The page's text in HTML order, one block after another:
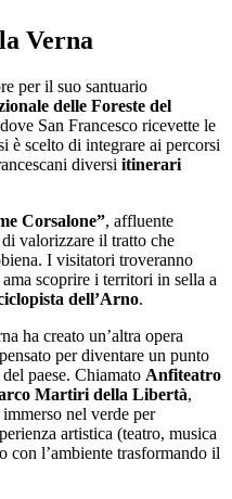
Verna
per il suo santuario
delle Foreste del
San Francesco ricevette le
è scelto di integrare ai percorsi
diversi itinerari
Corsalone”, affluente
valorizzare il tratto che
I visitatori troveranno
scoprire i territori in sella a
dell’Arno.
ha creato un’altra opera
pensato per diventare un punto
paese. Chiamato Anfiteatro
Martiri della Libertà,
nel verde per
artistica (teatro, musica
con l’ambiente trasformando il